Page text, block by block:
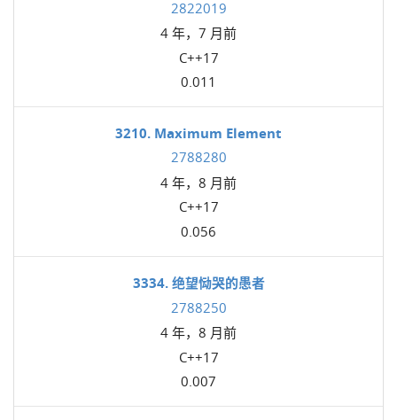
2822019
4 年，7 月前
C++17
0.011
3210. Maximum Element
2788280
4 年，8 月前
C++17
0.056
3334. 绝望恸哭的愚者
2788250
4 年，8 月前
C++17
0.007